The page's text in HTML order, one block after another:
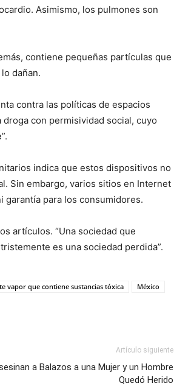
Asimismo, los pulmones son
contiene pequeñas partículas que
dañan.
contra las políticas de espacios
con permisividad social, cuyo
indica que estos dispositivos no
Sin embargo, varios sitios en Internet
para los consumidores.
artículos. “Una sociedad que
es una sociedad perdida”.
vapor que contiene sustancias tóxica
México
Artículo siguiente
a Balazos a una Mujer y un Hombre
Quedó Herido